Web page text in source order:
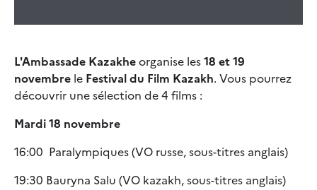
L'Ambassade Kazakheorganise les18 et 19
novembre le Festival du Film Kazakh. Vous pourrez
découvrir une sélection de 4 films :
Mardi 18 novembre
16:00 Paralympiques (VO russe, sous-titres anglais)
19:30 Bauryna Salu (VO kazakh, sous-titres anglais)